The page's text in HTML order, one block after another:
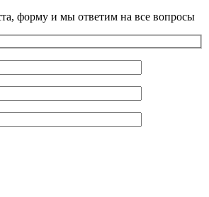
форму и мы ответим на все вопросы